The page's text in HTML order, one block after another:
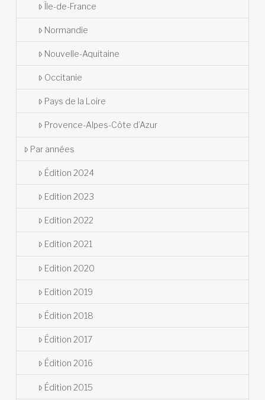
Île-de-France
Normandie
Nouvelle-Aquitaine
Occitanie
Pays de la Loire
Provence-Alpes-Côte d’Azur
Par années
Édition 2024
Edition 2023
Edition 2022
Edition 2021
Edition 2020
Edition 2019
Édition 2018
Édition 2017
Édition 2016
Édition 2015